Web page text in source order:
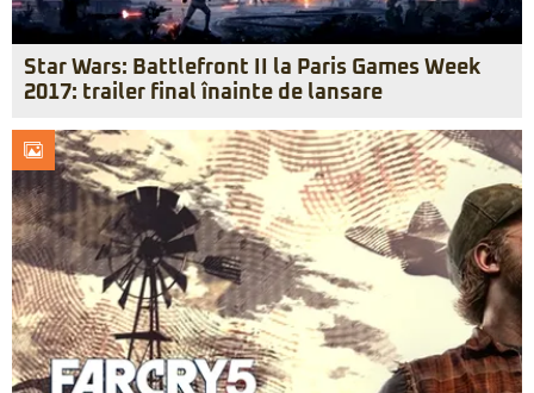
Star Wars: Battlefront II la Paris Games Week
2017: trailer final înainte de lansare